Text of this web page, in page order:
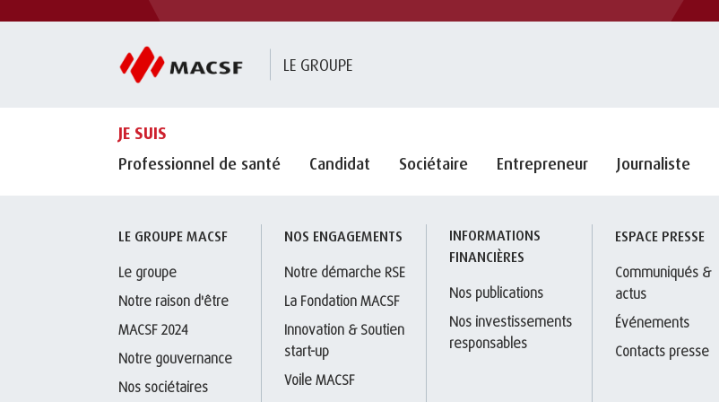
LE GROUPE
JE SUIS
Professionnel de santé
Candidat Sociétaire Entrepreneur Journaliste
LE GROUPE MACSF
Le groupe
Notre raison d'être
MACSF 2024
Notre gouvernance
Nos sociétaires
NOS ENGAGEMENTS
Notre démarche RSE
La Fondation MACSF
Innovation & Soutien
start-up
Voile MACSF
INFORMATIONS
FINANCIÈRES
Nos publications
Nos investissements
responsables
ESPACE PRESSE
Communiqués &
actus
Événements
Contacts presse